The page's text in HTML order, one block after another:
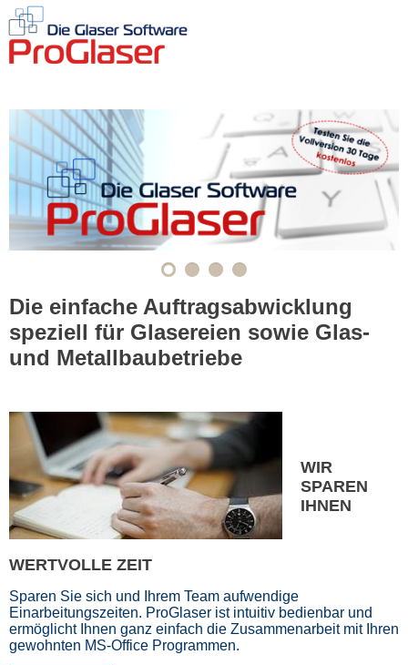
UEBERSCHRIFT
Die einfache Auftragsabwicklung
speziell für Glasereien sowie Glas-
und Metallbaubetriebe
WIR
SPAREN
IHNEN
WERTVOLLE ZEIT
Sparen Sie sich und Ihrem Team aufwendige
Einarbeitungszeiten. ProGlaser ist intuitiv bedienbar und
ermöglicht Ihnen ganz einfach die Zusammenarbeit mit Ihren
gewohnten MS-Office Programmen.